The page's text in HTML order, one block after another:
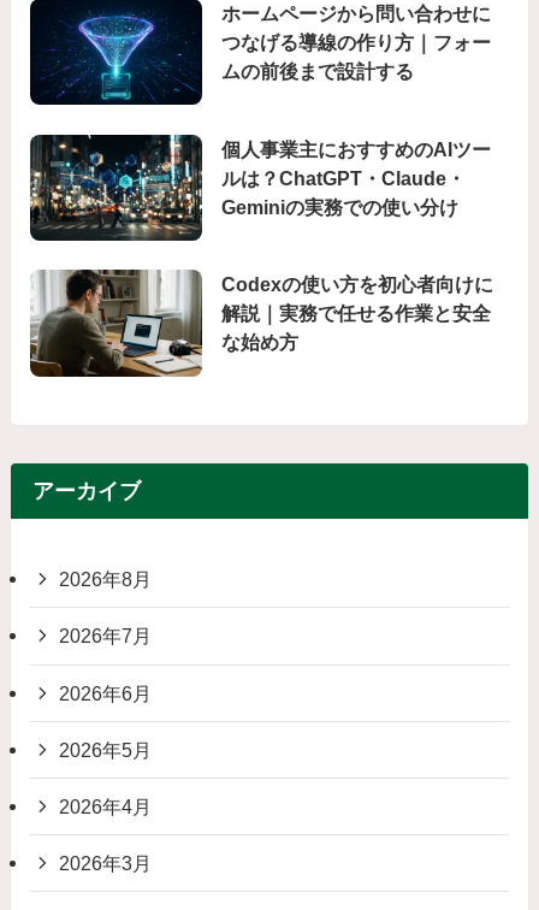
ホームページから問い合わせに
つなげる導線の作り方｜フォー
ムの前後まで設計する
個人事業主におすすめのAIツー
ルは？ChatGPT・Claude・
Geminiの実務での使い分け
Codexの使い方を初心者向けに
解説｜実務で任せる作業と安全
な始め方
アーカイブ
2026年8月
2026年7月
2026年6月
2026年5月
2026年4月
2026年3月